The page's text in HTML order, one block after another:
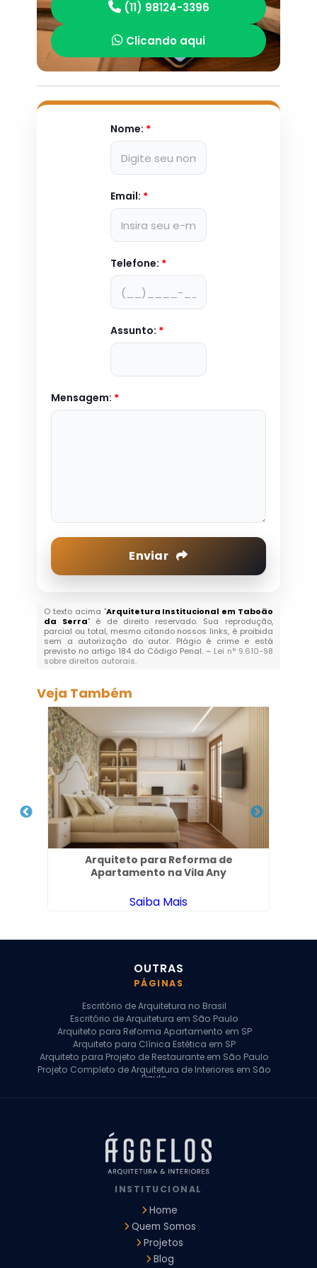
(11) 98124-3396
Clicando aqui
Nome: *
Email: *
Telefone: *
Assunto: *
Mensagem: *
Enviar
O texto acima "Arquitetura Institucional em Taboão
da Serra" é de direito reservado. Sua reprodução,
parcial ou total, mesmo citando nossos links, é proibida
sem a autorização do autor. Plágio é crime e está
previsto no artigo 184 do Código Penal. – Lei n° 9.610-98
sobre direitos autorais.
Veja Também
Arquiteto para Reforma de
Apartamento na Vila Any
Saiba Mais
OUTRAS
PÁGINAS
Escritório de Arquitetura no Brasil
Escritório de Arquitetura em São Paulo
Arquiteto para Reforma Apartamento em SP
Arquiteto para Clínica Estética em SP
Arquiteto para Projeto de Restaurante em São Paulo
Projeto Completo de Arquitetura de Interiores em São
Paulo
Arquiteto para Projeto Comercial em São Paulo
Arquiteto Comercial
Arquiteto para Reforma de Apartamento
Arquiteto para Reforma Residencial
Arquitetura para Reforma de Casas
Design de Interiores Apartamentos
Design de Interiores Residencial
Empresa de Arquitetura e Design
Empresas de Arquitetura e Design de Interiores
INSTITUCIONAL
Home
Quem Somos
Projetos
Blog